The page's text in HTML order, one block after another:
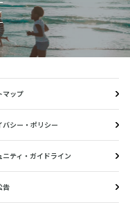
マップ
バシー・ポリシー
ニティ・ガイドライン
告